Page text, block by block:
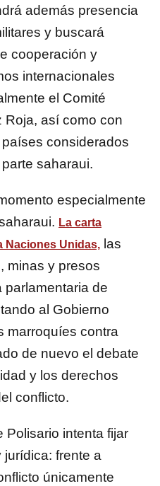
además presencia
y buscará
cooperación y
internacionales
el Comité
Roja, así como con
considerados
saharaui.
especialmente
La carta
Naciones Unidas, las
minas y presos
parlamentaria de
al Gobierno
marroquíes contra
de nuevo el debate
y los derechos
conflicto.
Polisario intenta fijar
jurídica: frente a
únicamente